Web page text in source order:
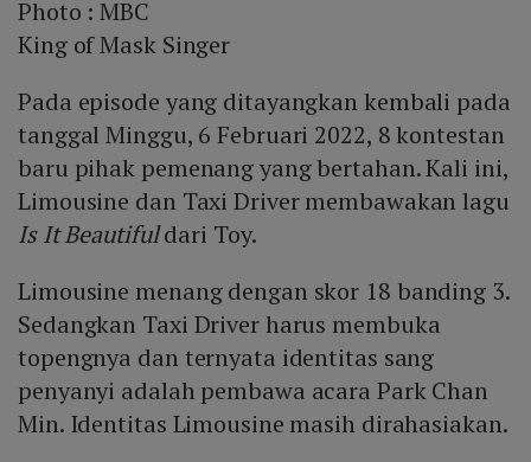
Photo :MBC
King of Mask Singer
Pada episode yang ditayangkan kembali pada
tanggal Minggu, 6 Februari 2022, 8 kontestan
baru pihak pemenang yang bertahan. Kali ini,
Limousine dan Taxi Driver membawakan lagu
Is It Beautifuldari Toy.
Limousine menang dengan skor 18 banding 3.
Sedangkan Taxi Driver harus membuka
topengnya dan ternyata identitas sang
penyanyi adalah pembawa acara Park Chan
Min. Identitas Limousine masih dirahasiakan.